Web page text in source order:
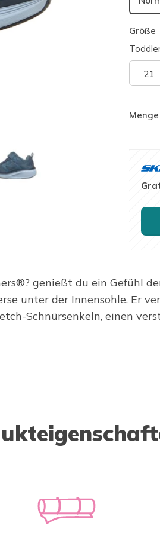
Größe
21
Menge
genießt du ein Gefühl
unter der Innensohle. Er
Schnürsenkeln, einen